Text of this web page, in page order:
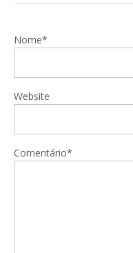
Nome*
Website
Comentário*